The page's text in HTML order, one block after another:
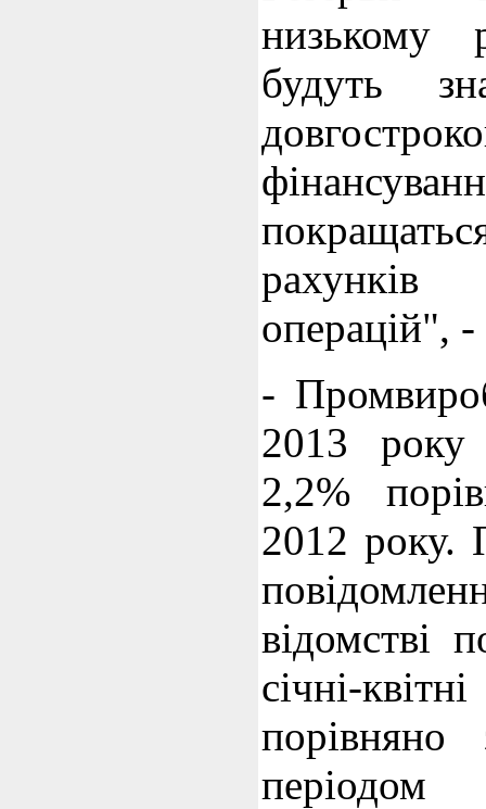
низькому
будуть
операцій", -
-
2013 року
2,2%
2012 року.
відомстві
січні-